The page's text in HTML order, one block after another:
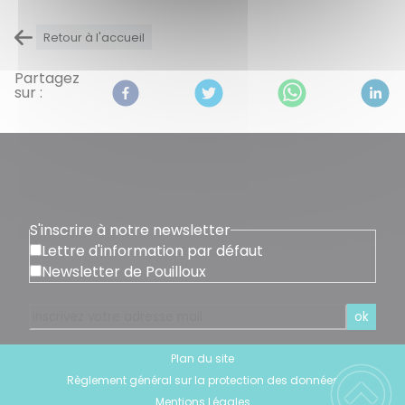
Retour à l'accueil
Partagez
sur :
S'inscrire à notre newsletter
Lettre d'information par défaut
Newsletter de Pouilloux
ok
Plan du site
Règlement général sur la protection des données
Mentions Légales